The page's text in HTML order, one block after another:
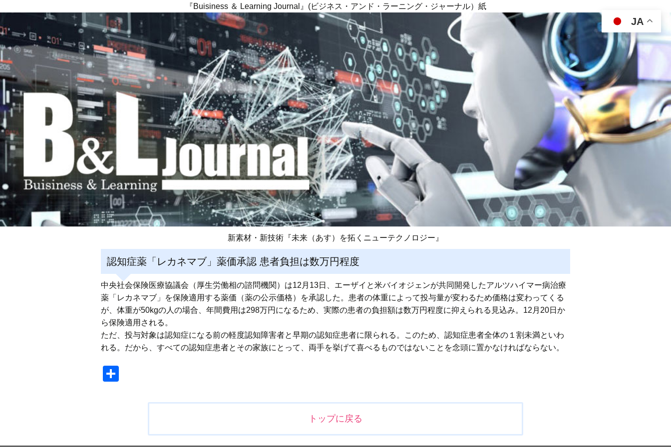
『Buisiness ＆ Learning Journal』(ビジネス・アンド・ラーニング・ジャーナル）紙
新素材・新技術『未来（あす）を拓くニューテクノロジー』
認知症薬「レカネマブ」薬価承認 患者負担は数万円程度
中央社会保険医療協議会（厚生労働相の諮問機関）は12月13日、エーザイと米バイオジェンが共同開発したアルツハイマー病治療
薬「レカネマブ」を保険適用する薬価（薬の公示価格）を承認した。患者の体重によって投与量が変わるため価格は変わってくる
が、体重が50kgの人の場合、年間費用は298万円になるため、実際の患者の負担額は数万円程度に抑えられる見込み。12月20日か
ら保険適用される。
ただ、投与対象は認知症になる前の軽度認知障害者と早期の認知症患者に限られる。このため、認知症患者全体の１割未満といわ
れる。だから、すべての認知症患者とその家族にとって、両手を挙げて喜べるものではないことを念頭に置かなければならない。
トップに戻る
JA